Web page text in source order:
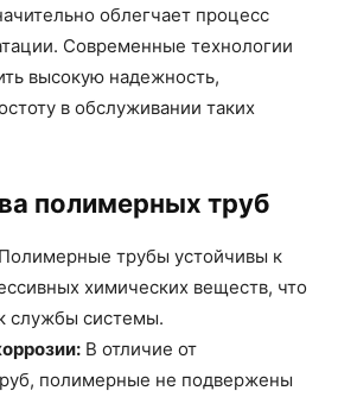
облегчает процесс
Современные технологии
высокую надежность,
в обслуживании таких
полимерных труб
Полимерные трубы устойчивы к
химических веществ, что
службы системы.
В отличие от
полимерные не подвержены